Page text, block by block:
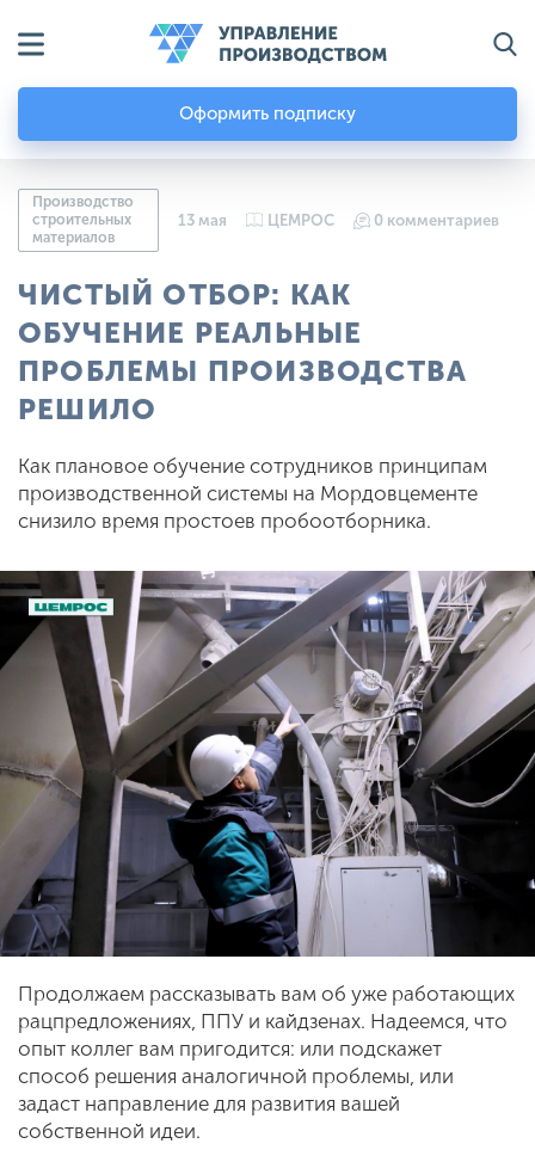
Оформить подписку
Производство
строительных
материалов
13 мая ЦЕМРОС 0 комментариев
ЧИСТЫЙ ОТБОР: КАК
ОБУЧЕНИЕ РЕАЛЬНЫЕ
ПРОБЛЕМЫ ПРОИЗВОДСТВА
РЕШИЛО
Как плановое обучение сотрудников принципам
производственной системы на Мордовцементе
снизило время простоев пробоотборника.
Продолжаем рассказывать вам об уже работающих
рацпредложениях, ППУ и кайдзенах. Надеемся, что
опыт коллег вам пригодится: или подскажет
способ решения аналогичной проблемы, или
задаст направление для развития вашей
собственной идеи.